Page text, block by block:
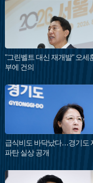
"그린벨트 대신 재개발" 오세
부에 건의
급식비도 바닥났다…경기도
파탄 실상 공개